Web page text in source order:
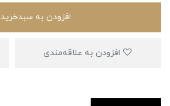
افزودن به سبدخرید